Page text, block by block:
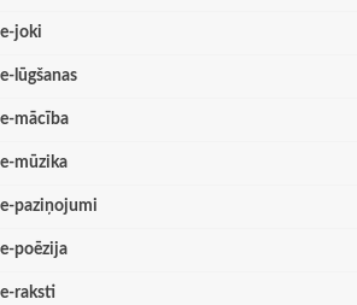
e-joki
e-lūgšanas
e-mācība
e-mūzika
e-paziņojumi
e-poēzija
e-raksti